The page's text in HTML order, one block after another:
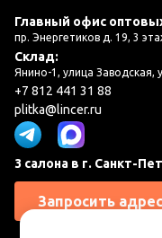
Главный офис
пр. Энергетиков д. 19, 3
Склад:
Янино-1, улица Заводская,
+7 812 441 31 88
plitka@lincer.ru
3 салона в г. Санкт-
Запросить